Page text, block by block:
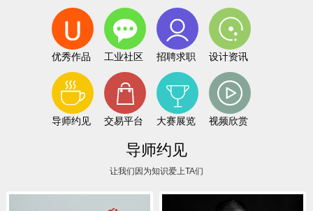
优秀作品 工业社区 招聘求职 设计资讯
导师约见 交易平台 大赛展览 视频欣赏
导师约见
让我们因为知识爱上TA们